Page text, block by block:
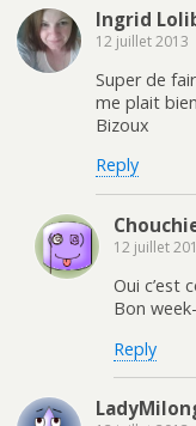
Ingrid
12 juillet 2013
Super de
me plait
Bizoux
Reply
12 juillet
Oui c’est
Bon
Reply